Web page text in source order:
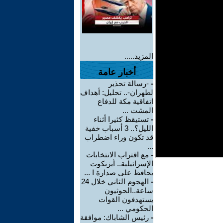
المزيد.....
أخبار عامة
- -رسالة تحذير
لطهران-.. تحليل: أهداف
اتفاقية مكة للدفاع
المشت ...
- تستيقظ كثيرا أثناء
الليل؟.. 3 أسباب خفية
قد تكون وراء اضطراب
...
- مع اقتراب الانتخابات
الإسرائيلية.. أيزنكوت
يحافظ على صدارة ا ...
-
الهجوم الثاني خلال 24
ساعة..الحوثيون
يستهدفون القوات
الحكومي ...
- رئيس الشاباك: موافقة